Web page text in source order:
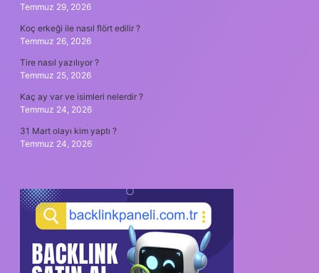
Temmuz 29, 2026
Koç erkeği ile nasıl flört edilir ?
Temmuz 26, 2026
Tire nasıl yazılıyor ?
Temmuz 25, 2026
Kaç ay var ve isimleri nelerdir ?
Temmuz 24, 2026
31 Mart olayı kim yaptı ?
Temmuz 24, 2026